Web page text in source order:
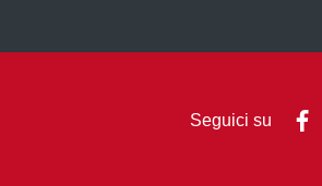
Seguici su